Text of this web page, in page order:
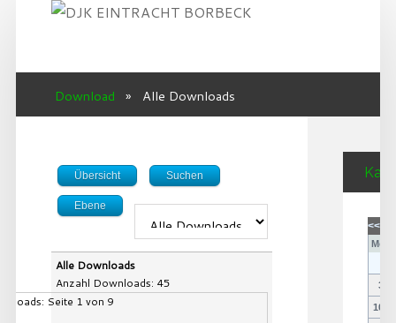
Download » Alle Downloads
Übersicht Suchen
Ebene
Alle Downloads
Anzahl Downloads: 45
Seite 1 von 9
<<
Mo
3
10